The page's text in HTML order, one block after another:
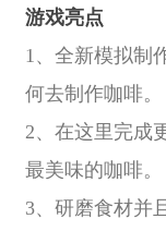
游戏亮点
1、全新模拟制
何去制作咖啡。
2、在这里完成
最美味的咖啡。
3、研磨食材并